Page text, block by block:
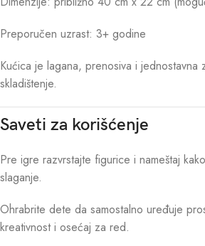
Preporučen uzrast: 3+ godine
Kućica je lagana, prenosiva i jednostavna
skladištenje.
Saveti za korišćenje
Pre igre razvrstajte figurice i nameštaj
slaganje.
Ohrabrite dete da samostalno uređuje
kreativnost i osećaj za red.